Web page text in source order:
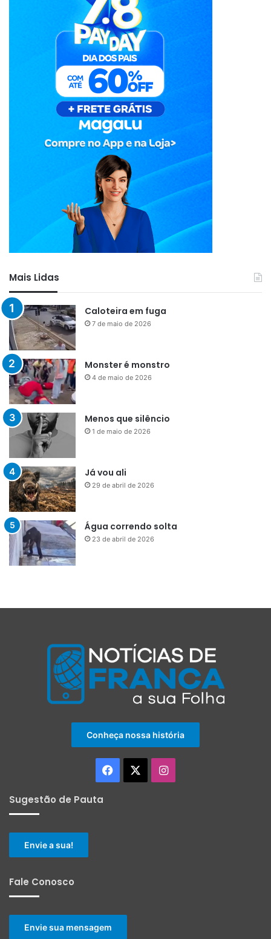
Mais Lidas
Caloteira em fuga
7 de maio de 2026
Monster é monstro
4 de maio de 2026
Menos que silêncio
1 de maio de 2026
Já vou ali
29 de abril de 2026
Água correndo solta
23 de abril de 2026
Conheça nossa história
Facebook Instagram
Sugestão de Pauta
Envie a sua!
Fale Conosco
Envie sua mensagem